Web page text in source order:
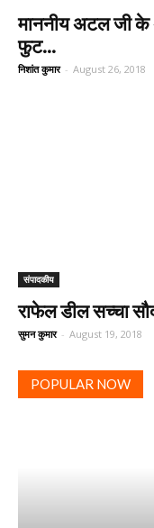
माननीय अटल जी के
फुट...
निशांत कुमार - August 26, 2018
‎संपादकीय
राफेल डील सच्चा
सुमन कुमार - August 19, 2018
POPULAR NOW